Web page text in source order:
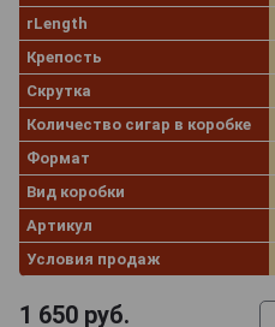
rLength
Крепость
Скрутка
Количество сигар в коробке
Формат
Вид коробки
Артикул
Условия продаж
1 650 руб.